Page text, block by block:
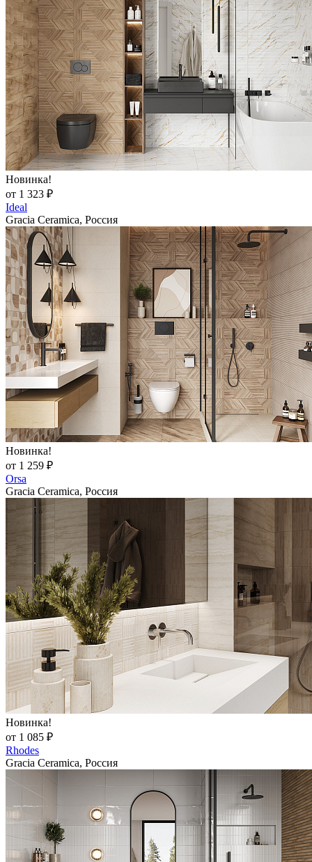
Новинка!
от 1 323 ₽
Ideal
Gracia Ceramica, Россия
Новинка!
от 1 259 ₽
Orsa
Gracia Ceramica, Россия
Новинка!
от 1 085 ₽
Rhodes
Gracia Ceramica, Россия